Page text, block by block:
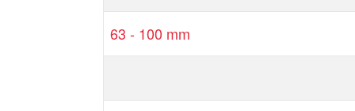
63 - 100 mm